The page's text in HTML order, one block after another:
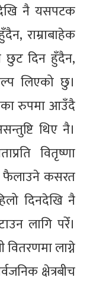
नै यसपटक
राम्राबाहेक
छुट दिन हुँदैन,
लिएको छु।
रुपमा आउँदै
थिए नै।
वितृष्णा
फैलाउने कसरत
दिनदेखि नै
लागि परेँ।
वितरणमा लाग्ने
क्षेत्रबीच